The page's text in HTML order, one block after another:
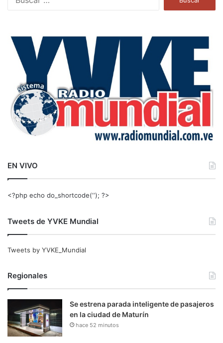
a
EN VIVO
<?php echo do_shortcode(‘‘); ?>
Tweets de YVKE Mundial
Tweets by YVKE_Mundial
Regionales
Se estrena parada inteligente de pasajeros
en la ciudad de Maturín
hace 52 minutos